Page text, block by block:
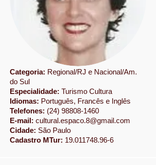
Categoria: Regional/RJ e Nacional/Am.
do Sul
Especialidade: Turismo Cultura
Idiomas: Português, Francês e Inglês
Telefones: (24) 98808-1460
E-mail: cultural.espaco.8@gmail.com
Cidade: São Paulo
Cadastro MTur: 19.011748.96-6